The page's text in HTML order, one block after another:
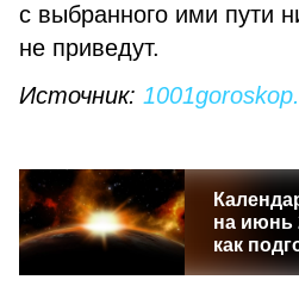
с выбранного ими пути
не приведут.
Источник:
на июнь
как